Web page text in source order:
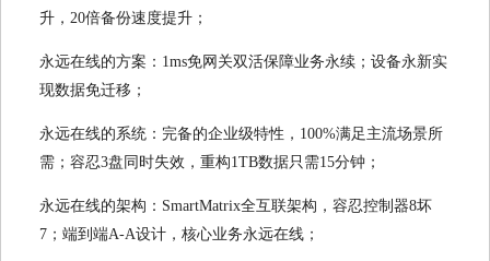
升，20倍备份速度提升；
永远在线的方案：1ms免网关双活保障业务永续；设备永新实
现数据免迁移；
永远在线的系统：完备的企业级特性，100%满足主流场景所
需；容忍3盘同时失效，重构1TB数据只需15分钟；
永远在线的架构：SmartMatrix全互联架构，容忍控制器8坏
7；端到端A-A设计，核心业务永远在线；